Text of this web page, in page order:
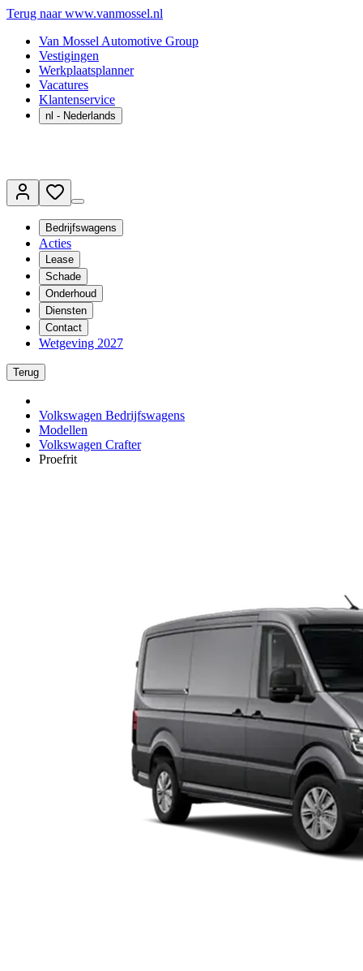
Terug naar www.vanmossel.nl
Van Mossel Automotive Group
Vestigingen
Werkplaatsplanner
Vacatures
Klantenservice
nl - Nederlands
Bedrijfswagens
Acties
Lease
Schade
Onderhoud
Diensten
Contact
Wetgeving 2027
Terug
Volkswagen Bedrijfswagens
Modellen
Volkswagen Crafter
Proefrit